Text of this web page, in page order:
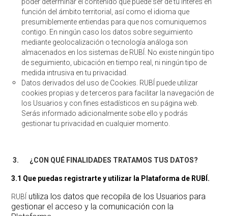
función del ámbito territorial, así como el idioma que
presumiblemente entiendas para que nos comuniquemos
contigo. En ningún caso los datos sobre seguimiento
mediante geolocalización o tecnología análoga son
almacenados en los sistemas de RUBÍ. No existe ningún tipo
de seguimiento, ubicación en tiempo real, ni ningún tipo de
medida intrusiva en tu privacidad.
Datos derivados del uso de Cookies. RUBÍ puede utilizar
cookies propias y de terceros para facilitar la navegación de
los Usuarios y con fines estadísticos en su página web.
Serás informado adicionalmente sobe ello y podrás
gestionar tu privacidad en cualquier momento.
3. ¿CON QUÉ FINALIDADES TRATAMOS TUS DATOS?
3.1 Que puedas registrarte y utilizar la Plataforma de RUBÍ.
RUBÍ utiliza los datos que recopila de los Usuarios para
gestionar el acceso y la comunicación con la